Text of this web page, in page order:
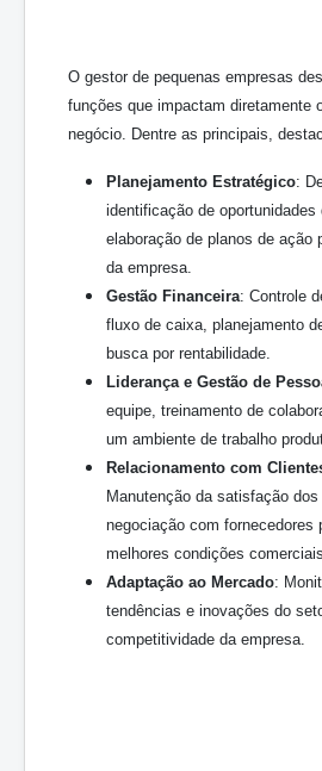
O gestor de pequenas empresas
funções que impactam diretamente
negócio. Dentre as principais,
Planejamento Estratégico:
identificação de oportunidades
elaboração de planos de ação
da empresa.
Gestão Financeira: Controle
fluxo de caixa, planejamento
busca por rentabilidade.
Liderança e Gestão de
equipe, treinamento de
um ambiente de trabalho
Relacionamento com
Manutenção da satisfação
negociação com fornecedores
melhores condições comerciais.
Adaptação ao Mercado:
tendências e inovações do
competitividade da empresa.